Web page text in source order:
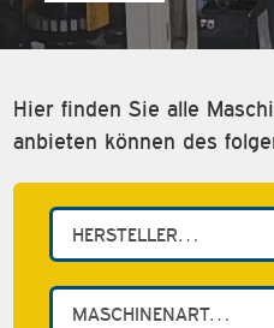
Hier finden Sie alle
anbieten können des